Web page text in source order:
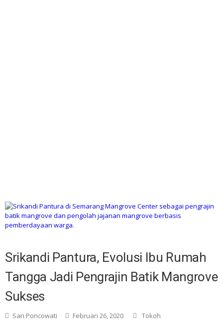
Srikandi Pantura, Evolusi Ibu Rumah
Tangga Jadi Pengrajin Batik Mangrove
Sukses
Sari Poncowati Februari 26, 2020 Tokoh